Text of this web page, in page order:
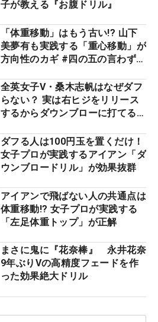
子が教える『お腹ドリル』
「体重移動」はもう古い!? 山下
美夢有も実践する「重心移動」が
方向性のカギ #四の五の言わず振
全英女子V・桑木志帆はなぜダフ
らない？ 実は右ヒジをリリース
するからダウンブローに打てる #
ダフる人は100円玉を置くだけ！
女子プロが実践するアイアン「ダ
ウンブロードリル」が効果抜群
アイアンで飛ばない人の共通点は
体重移動!? 女子プロが実践する
「左足体重トップ」が正解
まさに鬼に『花奈棒』 永井花奈
9年ぶりVの高精度フェードを作
った効果絶大ドリル